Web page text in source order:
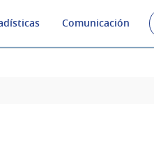
Comunicación